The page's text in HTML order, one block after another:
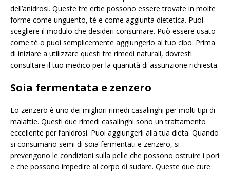
dell’anidrosi. Queste tre erbe possono essere trovate in molte
forme come unguento, tè e come aggiunta dietetica. Puoi
scegliere il modulo che desideri consumare. Può essere usato
come tè o puoi semplicemente aggiungerlo al tuo cibo. Prima
di iniziare a utilizzare questi tre rimedi naturali, dovresti
consultare il tuo medico per la quantità di assunzione richiesta.
Soia fermentata e zenzero
Lo zenzero è uno dei migliori rimedi casalinghi per molti tipi di
malattie. Questi due rimedi casalinghi sono un trattamento
eccellente per l’anidrosi. Puoi aggiungerli alla tua dieta. Quando
si consumano semi di soia fermentati e zenzero, si
prevengono le condizioni sulla pelle che possono ostruire i pori
e che possono impedire al corpo di sudare. Queste due cure